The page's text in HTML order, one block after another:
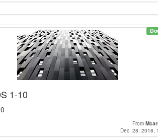
1-10
From
Dec. 28, 2018,